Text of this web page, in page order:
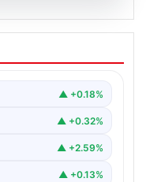
felakete
yoğun
▲ +0.18%
▲ +0.32%
▲ +2.59%
▲ +0.13%